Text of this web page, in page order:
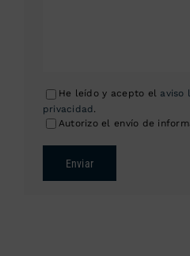
He leído y acepto el aviso
privacidad.
Autorizo el envío de
Enviar